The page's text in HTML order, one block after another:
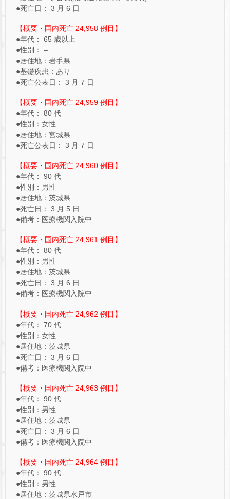
●死亡日： 3 月 6 日
【概要・国内死亡 24,958 例目】
●年代： 65 歳以上
●性別： –
●居住地：岩手県
●基礎疾患：あり
●死亡公表日： 3 月 7 日
【概要・国内死亡 24,959 例目】
●年代： 80 代
●性別：女性
●居住地：宮城県
●死亡公表日： 3 月 7 日
【概要・国内死亡 24,960 例目】
●年代： 90 代
●性別：男性
●居住地：茨城県
●死亡日： 3 月 5 日
●備考：医療機関入院中
【概要・国内死亡 24,961 例目】
●年代： 80 代
●性別：男性
●居住地：茨城県
●死亡日： 3 月 6 日
●備考：医療機関入院中
【概要・国内死亡 24,962 例目】
●年代： 70 代
●性別：女性
●居住地：茨城県
●死亡日： 3 月 6 日
●備考：医療機関入院中
【概要・国内死亡 24,963 例目】
●年代： 90 代
●性別：男性
●居住地：茨城県
●死亡日： 3 月 6 日
●備考：医療機関入院中
【概要・国内死亡 24,964 例目】
●年代： 90 代
●性別：男性
●居住地：茨城県水戸市